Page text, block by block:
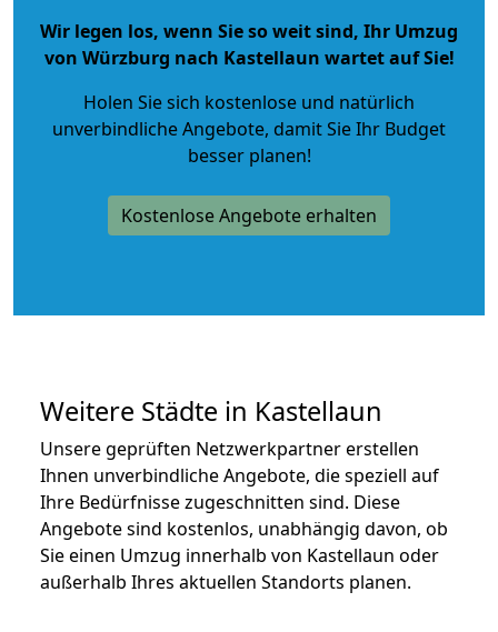
Wir legen los, wenn Sie so weit sind, Ihr Umzug
von Würzburg nach Kastellaun wartet auf Sie!
Holen Sie sich kostenlose und natürlich
unverbindliche Angebote, damit Sie Ihr Budget
besser planen!
Kostenlose Angebote erhalten
Weitere Städte in Kastellaun
Unsere geprüften Netzwerkpartner erstellen
Ihnen unverbindliche Angebote, die speziell auf
Ihre Bedürfnisse zugeschnitten sind. Diese
Angebote sind kostenlos, unabhängig davon, ob
Sie einen Umzug innerhalb von Kastellaun oder
außerhalb Ihres aktuellen Standorts planen.